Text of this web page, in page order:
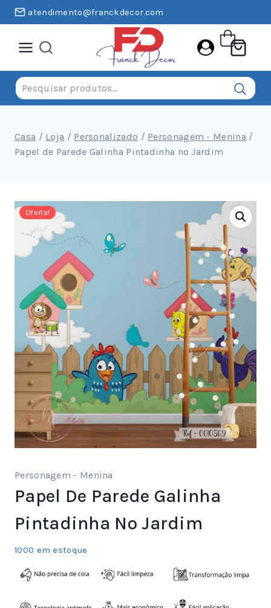
Pular
para
conteúdo
atendimento@franckdecor.com
Pesquisar
por:
Casa / Loja / Personalizado / Personagem - Menina /
Papel de Parede Galinha Pintadinha no Jardim
Oferta!
Personagem - Menina
Papel De Parede Galinha
Pintadinha No Jardim
1000 em estoque